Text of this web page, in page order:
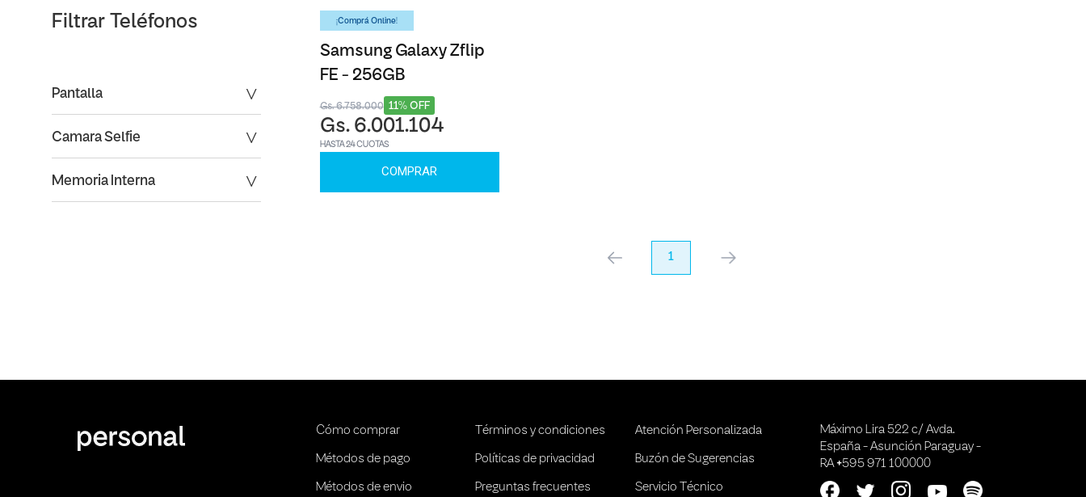
Filtrar Teléfonos
Pantalla
Camara Selfie
Memoria Interna
¡Comprá Online!
Samsung Galaxy Zflip
FE - 256GB
11% OFF
Gs. 6.758.000
Gs. 6.001.104
HASTA 24 CUOTAS
COMPRAR
anterior 1 próximo
Cómo comprar
Métodos de pago
Métodos de envio
Términos y condiciones
Políticas de privacidad
Preguntas frecuentes
Atención Personalizada
Buzón de Sugerencias
Servicio Técnico
Máximo Lira 522 c/ Avda.
España - Asunción Paraguay -
RA +595 971 100000